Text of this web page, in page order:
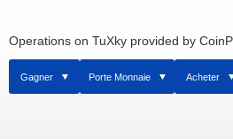
Operations on TuXky provided by
Gagner Porte Monnaie Acheter